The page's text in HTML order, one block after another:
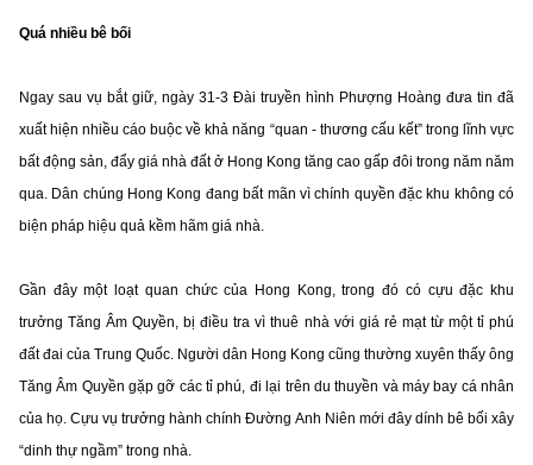
Quá nhiều bê bối
Ngay sau vụ bắt giữ, ngày 31-3 Đài truyền hình Phượng Hoàng đưa tin đã
xuất hiện nhiều cáo buộc về khả năng “quan - thương cấu kết” trong lĩnh vực
bất động sản, đẩy giá nhà đất ở Hong Kong tăng cao gấp đôi trong năm năm
qua. Dân chúng Hong Kong đang bất mãn vì chính quyền đặc khu không có
biện pháp hiệu quả kềm hãm giá nhà.
Gần đây một loạt quan chức của Hong Kong, trong đó có cựu đặc khu
trưởng Tăng Âm Quyền, bị điều tra vì thuê nhà với giá rẻ mạt từ một tỉ phú
đất đai của Trung Quốc. Người dân Hong Kong cũng thường xuyên thấy ông
Tăng Âm Quyền gặp gỡ các tỉ phú, đi lại trên du thuyền và máy bay cá nhân
của họ. Cựu vụ trưởng hành chính Đường Anh Niên mới đây dính bê bối xây
“dinh thự ngầm” trong nhà.